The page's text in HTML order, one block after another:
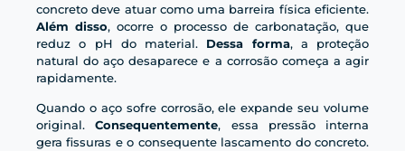
concreto deve atuar como uma barreira física eficiente.
Além disso, ocorre o processo de carbonatação, que
reduz o pH do material. Dessa forma, a proteção
natural do aço desaparece e a corrosão começa a agir
rapidamente.
Quando o aço sofre corrosão, ele expande seu volume
original.Consequentemente, essa pressão interna
gera fissuras e o consequente lascamento do concreto.